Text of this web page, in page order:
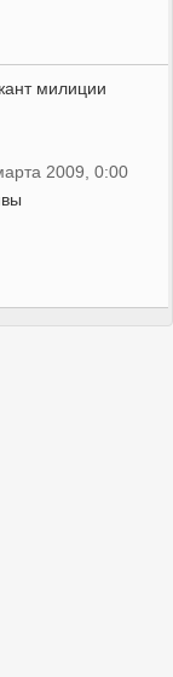
милиции
2009, 0:00